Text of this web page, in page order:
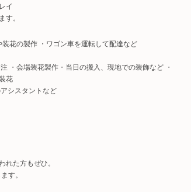
イ
。
花の製作 ・ワゴン車を運転して配達など
・会場装花製作・当日の搬入、現地での装飾など ・
花
シスタントなど
た方もぜひ。
す。